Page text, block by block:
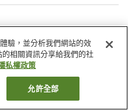
距離車站約步行 5 分鐘內
自動販賣機
驗，並分析我們網站的效
相關資訊分享給我們的社
私權政策
允許全部